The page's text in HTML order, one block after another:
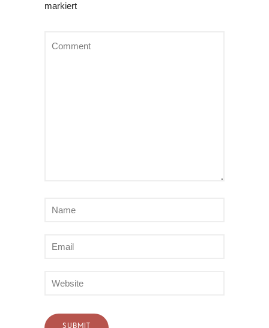
markiert